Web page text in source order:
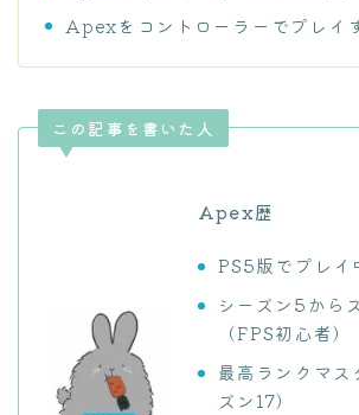
Apexをコントローラーでプレイ
この記事を書いた人
Apex歴
PS5版でプレイ
シーズン5から
（FPS初心者）
最高ランクマス
ズン17）